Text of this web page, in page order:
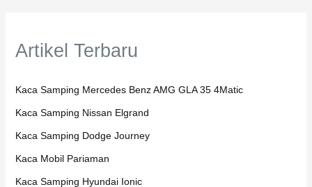
Artikel Terbaru
Kaca Samping Mercedes Benz AMG GLA 35 4Matic
Kaca Samping Nissan Elgrand
Kaca Samping Dodge Journey
Kaca Mobil Pariaman
Kaca Samping Hyundai Ionic